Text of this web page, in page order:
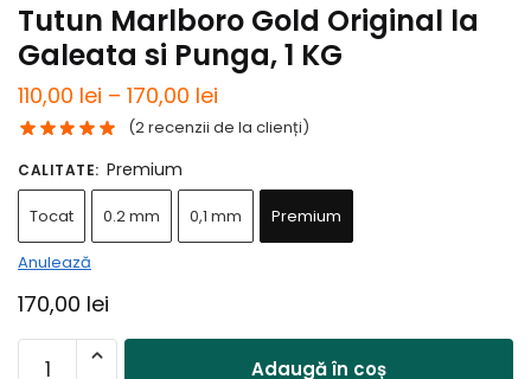
Tutun Marlboro Gold Original la
Galeata si Punga, 1 KG
110,00 lei – 170,00 lei
de
110,00 lei
până
(2recenzii de la clienți)
CALITATE: Premium
Tocat 0.2 mm 0,1 mm Premium
Anulează
170,00 lei
Cantitate
Adaugă în coș